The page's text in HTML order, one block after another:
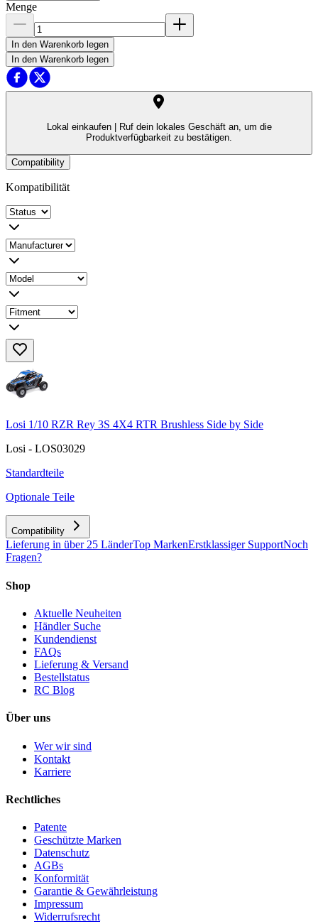
Menge
In den Warenkorb legen
In den Warenkorb legen
Lokal einkaufen |
Ruf dein lokales Geschäft an, um die
Produktverfügbarkeit zu bestätigen.
Compatibility
Kompatibilität
Losi 1/10 RZR Rey 3S 4X4 RTR Brushless Side by Side
Losi - LOS03029
Standardteile
Optionale Teile
Compatibility
Lieferung in über 25 LänderTop MarkenErstklassiger SupportNoch
Fragen?
Shop
Aktuelle Neuheiten
Händler Suche
Kundendienst
FAQs
Lieferung & Versand
Bestellstatus
RC Blog
Über uns
Wer wir sind
Kontakt
Karriere
Rechtliches
Patente
Geschützte Marken
Datenschutz
AGBs
Konformität
Garantie & Gewährleistung
Impressum
Widerrufsrecht